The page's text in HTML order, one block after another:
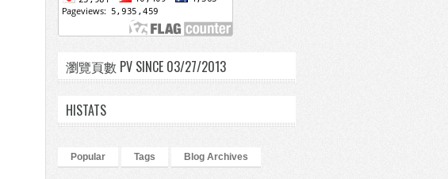
瀏覽頁數 PV SINCE 03/27/2013
HISTATS
Popular Tags Blog Archives